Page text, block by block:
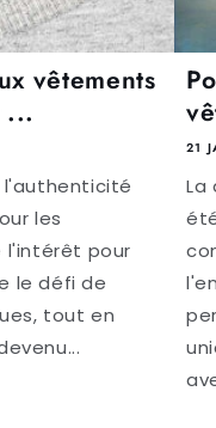
vêtements
...
l'authenticité
les
l'intérêt pour
le défi de
tout en
21
La